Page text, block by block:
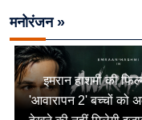
मनोरंजन »
इमरान हाशमी की
'आवारापन 2' बच्चों को